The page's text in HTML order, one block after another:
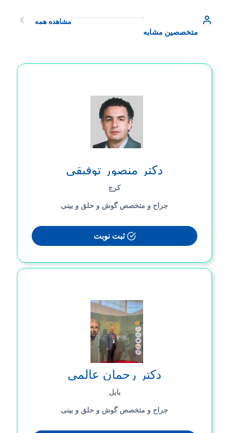
متخصصین مشابه
مشاهده همه
دکتر منصور توفیقی
کرج
جراح و متخصص گوش و حلق و بینی
ثبت نوبت
دکتر رحمان عالمی
بابل
جراح و متخصص گوش و حلق و بینی